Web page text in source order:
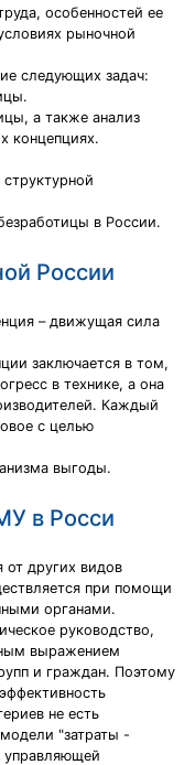
особенностей ее
рыночной
следующих задач:
а также анализ
концепциях.
в России.
России
– движущая сила
заключается в том,
в технике, а она
Каждый
с целью
выгоды.
в Росси
от других видов
при помощи
органами.
руководство,
выражением
и граждан. Поэтому
не есть
"затраты -
управляющей